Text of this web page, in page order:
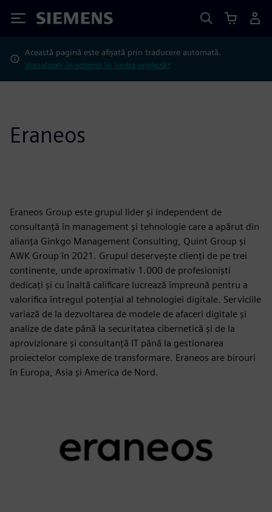
Siemens
Această pagină este afișată prin traducere automată.
Vizualizați în schimb în limba engleză?
Eraneos
Eraneos Group este grupul lider și independent de
consultanță în management și tehnologie care a apărut din
alianța Ginkgo Management Consulting, Quint Group și
AWK Group în 2021. Grupul deservește clienți de pe trei
continente, unde aproximativ 1.000 de profesioniști
dedicați și cu înaltă calificare lucrează împreună pentru a
valorifica întregul potențial al tehnologiei digitale. Serviciile
variază de la dezvoltarea de modele de afaceri digitale și
analize de date până la securitatea cibernetică și de la
aprovizionare și consultanță IT până la gestionarea
proiectelor complexe de transformare. Eraneos are birouri
în Europa, Asia și America de Nord.